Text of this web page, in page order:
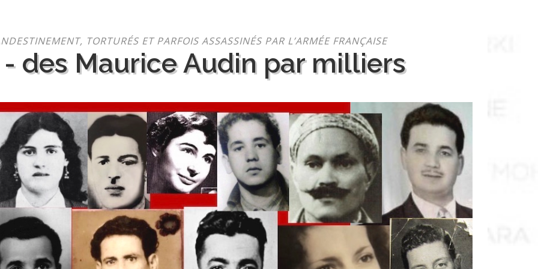
TORTURÉS ET PARFOIS ASSASSINÉS PAR L’ARMÉE FRANÇAISE
des Maurice Audin par milliers